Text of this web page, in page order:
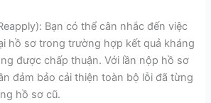
Bạn có thể cân nhắc đến việc
hồ sơ trong trường hợp kết quả kháng
được chấp thuận. Với lần nộp hồ sơ
đảm bảo cải thiện toàn bộ lỗi đã từng
hồ sơ cũ.